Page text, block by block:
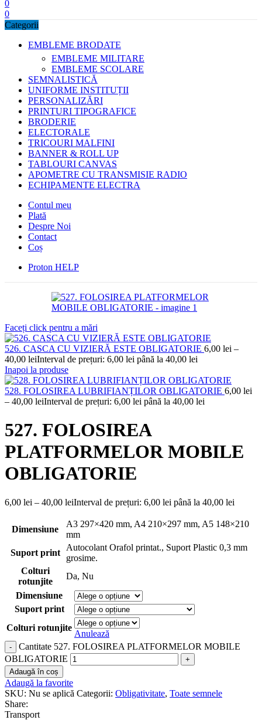
0
0
Categorii
EMBLEME BRODATE
EMBLEME MILITARE
EMBLEME SCOLARE
SEMNALISTICĂ
UNIFORME INSTITUȚII
PERSONALIZĂRI
PRINTURI TIPOGRAFICE
BRODERIE
ELECTORALE
TRICOURI MALFINI
BANNER & ROLL UP
TABLOURI CANVAS
APOMETRE CU TRANSMISIE RADIO
ECHIPAMENTE ELECTRA
Contul meu
Plată
Despre Noi
Contact
Coș
Proton HELP
Faceți click pentru a mări
526. CASCA CU VIZIERĂ ESTE OBLIGATORIE 6,00 lei –
40,00 leiInterval de prețuri: 6,00 lei până la 40,00 lei
Inapoi la produse
528. FOLOSIREA LUBRIFIANȚILOR OBLIGATORIE 6,00 lei
– 40,00 leiInterval de prețuri: 6,00 lei până la 40,00 lei
527. FOLOSIREA
PLATFORMELOR MOBILE
OBLIGATORIE
6,00 lei – 40,00 leiInterval de prețuri: 6,00 lei până la 40,00 lei
Dimensiune
A3 297×420 mm, A4 210×297 mm, A5 148×210
mm
Suport print
Autocolant Orafol printat., Suport Plastic 0,3 mm
grosime.
Colturi
rotunjite
Da, Nu
Dimensiune
Suport print
Colturi rotunjite
Anulează
Cantitate 527. FOLOSIREA PLATFORMELOR MOBILE
OBLIGATORIE
Adaugă în coș
Adaugă la favorite
SKU: Nu se aplică Categorii: Obligativitate, Toate semnele
Share:
Transport